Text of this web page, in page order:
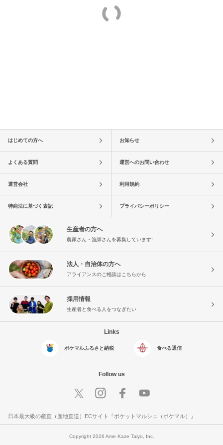
はじめての方へ お知らせ
よくある質問 運営へのお問い合わせ
運営会社 利用規約
特商法に基づく表記 プライバシーポリシー
生産者の方へ
農家さん・漁師さんを募集しています!
法人・自治体の方へ
アライアンスのご相談はこちらから
採用情報
生産者と食べる人をつなぎたい
Links
ポケマルふるさと納税 食べる通信
Follow us
日本最大級の産直（産地直送）ECサイト『ポケットマルシェ（ポケマル）』
Copyright 2026 Ame Kaze Taiyo, Inc.